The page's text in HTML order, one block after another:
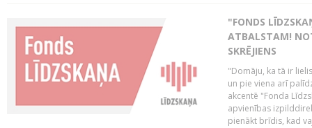
"FONDS
ATBALSTAM!
SKRĒJIENS
"Domāju, ka tā ir
un pie viena arī
akcentē "Fonda
apvienības
pienākt brīdis, kad